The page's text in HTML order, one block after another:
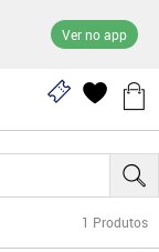
Ver no app
1 Produtos